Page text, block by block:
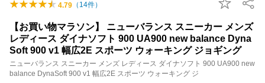
4.79 （ 14件）
【お買い物マラソン】 ニューバランス スニーカー メンズ
レディース ダイナソフト 900 UA900 new balance Dyna
Soft 900 v1 幅広2E スポーツ ウォーキング ジョギング
ニューバランス スニーカー メンズ レディース ダイナソフト 900 UA900 new
balance DynaSoft 900 v1 幅広2E スポーツ ウォーキング ジ